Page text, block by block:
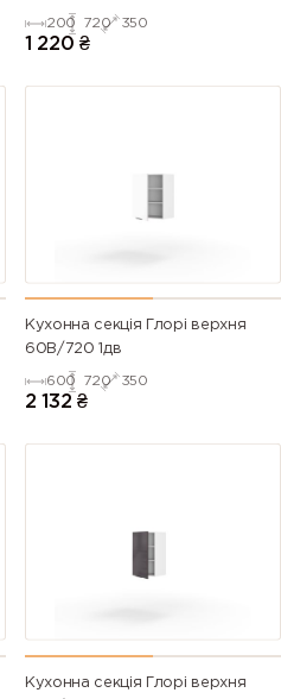
200 720 350
1 220 ₴
Кухонна секція Глорі верхня
60В/720 1дв
600 720 350
2 132 ₴
Кухонна секція Глорі верхня